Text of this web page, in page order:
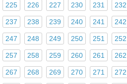
225 226 227 230 231 232
237 238 239 240 241 242
247 248 249 250 251 252
257 258 259 260 261 262
267 268 269 270 271 272